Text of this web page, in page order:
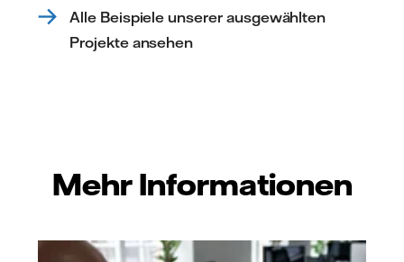
Alle Beispiele unserer ausgewählten
Projekte ansehen
Mehr Informationen